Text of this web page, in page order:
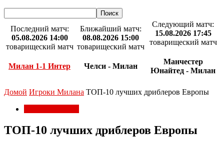
Последний матч:
05.08.2026 14:00
товарищеский матч
Милан 1-1 Интер
Ближайший матч:
08.08.2026 15:00
товарищеский матч
Челси - Милан
Следующий матч:
15.08.2026 17:45
товарищеский матч
Манчестер
Юнайтед - Милан
Домой Игроки Милана ТОП-10 лучших дриблеров Европы
ТОП-10 лучших дриблеров Европы